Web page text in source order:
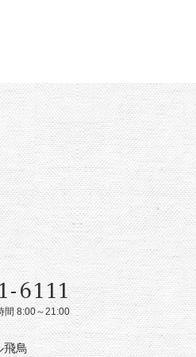
6111
間 8:00～21:00
鳥